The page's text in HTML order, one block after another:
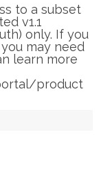
to a subset
v1.1
only. If you
may need
learn more
product